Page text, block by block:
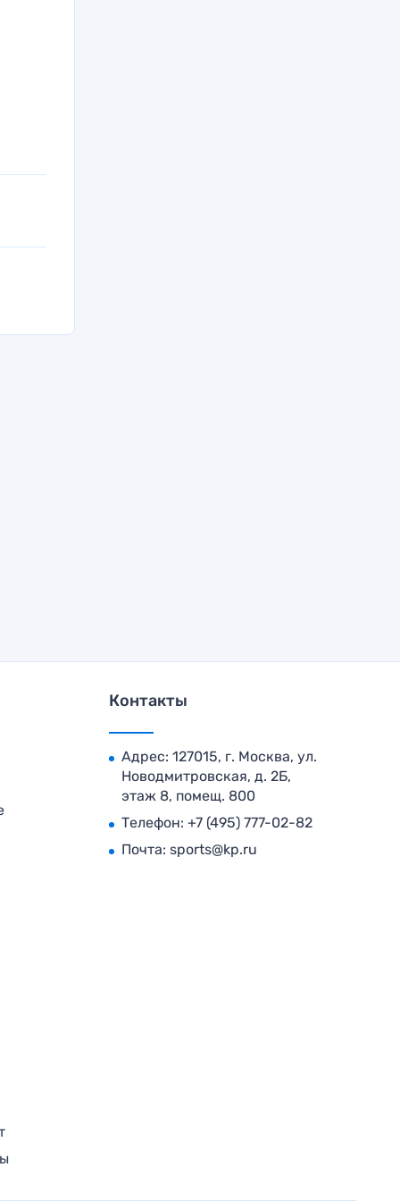
Контакты
Адрес: 127015, г. Москва, ул.
Новодмитровская, д. 2Б,
этаж 8, помещ. 800
Телефон: +7 (495) 777-02-82
Почта: sports@kp.ru